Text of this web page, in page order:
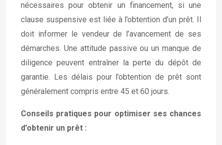
nécessaires pour obtenir un financement, si une
clause suspensive est liée à l’obtention d’un prêt. Il
doit informer le vendeur de l’avancement de ses
démarches. Une attitude passive ou un manque de
diligence peuvent entraîner la perte du dépôt de
garantie. Les délais pour l’obtention de prêt sont
généralement compris entre 45 et 60 jours.
Conseils pratiques pour optimiser ses chances
d’obtenir un prêt :